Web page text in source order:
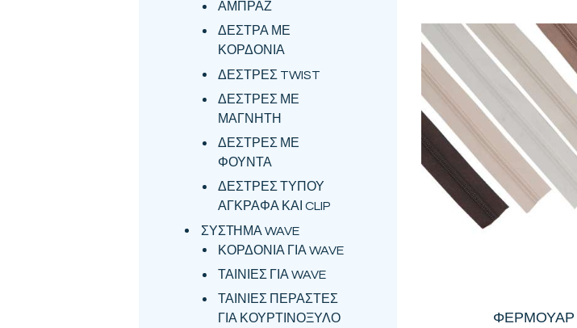
ΦΕΡΜΟΥΑΡ
ΑΜΠΡΑΖ
ΔΕΣΤΡΑ ΜΕ
ΚΟΡΔΟΝΙΑ
ΔΕΣΤΡΕΣ TWIST
ΔΕΣΤΡΕΣ ΜΕ
ΜΑΓΝΗΤΗ
ΔΕΣΤΡΕΣ ΜΕ
ΦΟΥΝΤΑ
ΔΕΣΤΡΕΣ ΤΥΠΟΥ
ΑΓΚΡΑΦΑ ΚΑΙ CLIP
ΣΥΣΤΗΜΑ WAVE
ΚΟΡΔΟΝΙΑ ΓΙΑ WAVE
ΤΑΙΝΙΕΣ ΓΙΑ WAVE
ΤΑΙΝΙΕΣ ΠΕΡΑΣΤΕΣ
ΓΙΑ ΚΟΥΡΤΙΝΟΞΥΛΟ